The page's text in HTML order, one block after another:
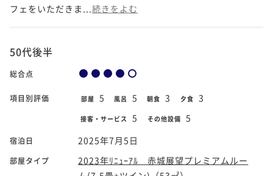
フェをいただきま... 続きをよむ
50代後半
総合点
項目別評価 部屋 5 風呂 5 朝食 3 夕食 3
接客・サービス 5 その他設備 5
宿泊日 2025年7月5日
部屋タイプ
2023年ﾘﾆｭｰｱﾙ 赤城展望プレミアムルー